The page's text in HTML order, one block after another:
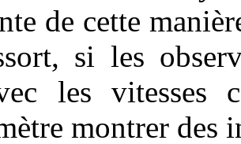
de cette
si les
les vitesses
montrer des